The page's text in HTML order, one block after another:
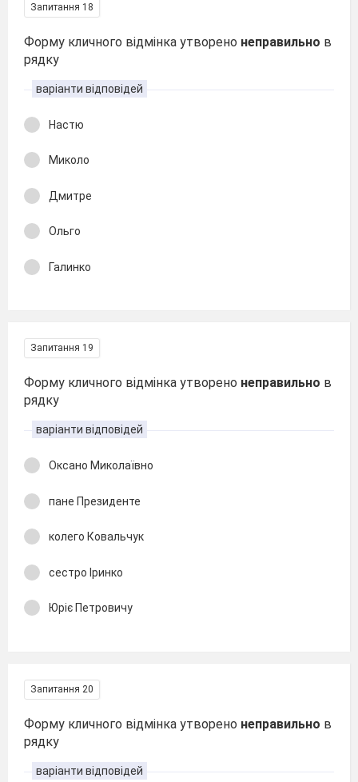
Запитання 18
Форму кличного відмінка утворено неправильно в
рядку
варіанти відповідей
Настю
Миколо
Дмитре
Ольго
Галинко
Запитання 19
Форму кличного відмінка утворено неправильно в
рядку
варіанти відповідей
Оксано Миколаївно
пане Президенте
колего Ковальчук
сестро Іринко
Юріє Петровичу
Запитання 20
Форму кличного відмінка утворено неправильно в
рядку
варіанти відповідей